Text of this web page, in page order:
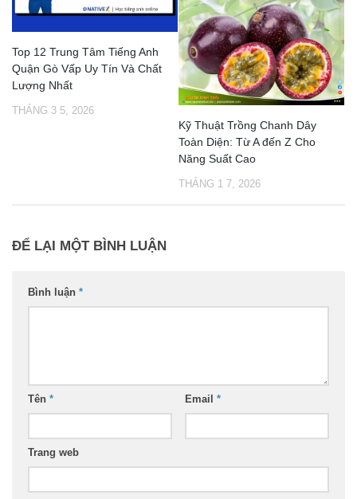
Top 12 Trung Tâm Tiếng Anh
Quận Gò Vấp Uy Tín Và Chất
Lượng Nhất
THÁNG 3 5, 2026
Kỹ Thuật Trồng Chanh Dây
Toàn Diện: Từ A đến Z Cho
Năng Suất Cao
THÁNG 1 7, 2026
ĐỂ LẠI MỘT BÌNH LUẬN
Bình luận *
Tên * Email *
Trang web